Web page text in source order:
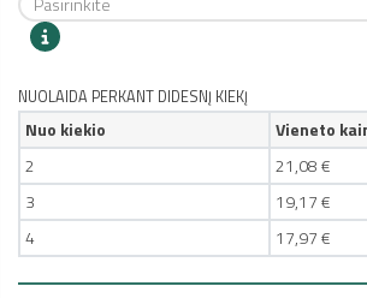
NUOLAIDA PERKANT DIDESNĮ KIEKĮ
Nuo kiekio
Vieneto
2
21,08 €
3
19,17 €
4
17,97 €